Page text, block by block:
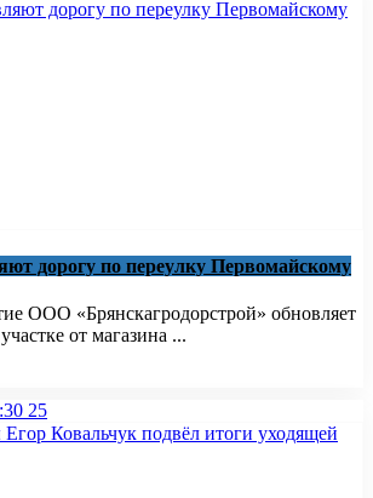
дорогу по переулку Первомайскому
ООО «Брянскагродорстрой» обновляет
от магазина ...
25